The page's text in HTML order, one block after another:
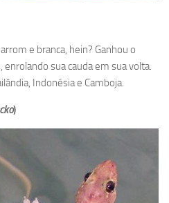
e branca, hein? Ganhou o
sua cauda em sua volta.
Indonésia e Camboja.
)